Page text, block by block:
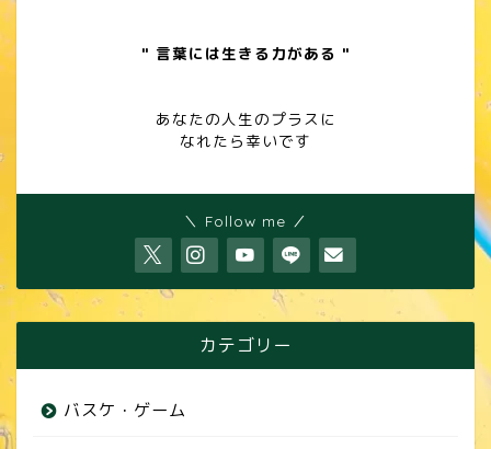
" 言葉には生きる力がある "
あなたの人生のプラスに
なれたら幸いです
＼ Follow me ／
カテゴリー
バスケ・ゲーム